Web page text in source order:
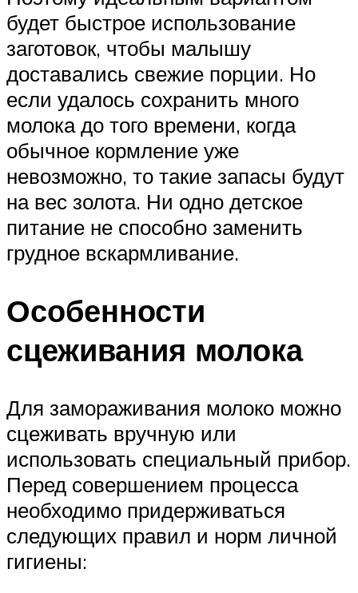
будет быстрое использование
заготовок, чтобы малышу
доставались свежие порции. Но
если удалось сохранить много
молока до того времени, когда
обычное кормление уже
невозможно, то такие запасы будут
на вес золота. Ни одно детское
питание не способно заменить
грудное вскармливание.
Особенности
сцеживания молока
Для замораживания молоко можно
сцеживать вручную или
использовать специальный прибор.
Перед совершением процесса
необходимо придерживаться
следующих правил и норм личной
гигиены: